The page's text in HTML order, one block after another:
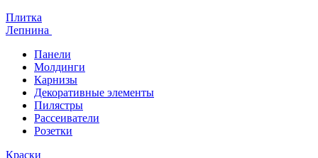
Плитка
Лепнина
Панели
Молдинги
Карнизы
Декоративные элементы
Пилястры
Рассеиватели
Розетки
Краски